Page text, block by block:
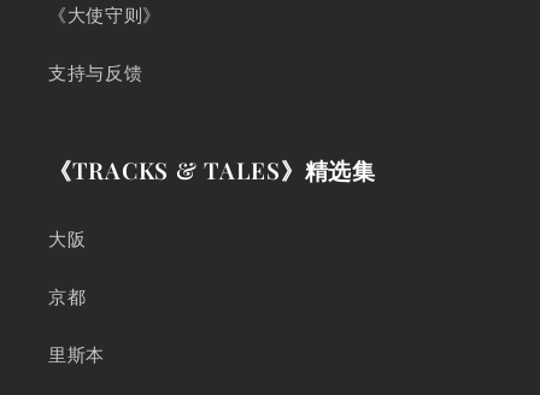
《大使守则》
支持与反馈
《TRACKS & TALES》精选集
大阪
京都
里斯本